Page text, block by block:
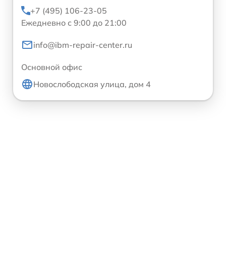
+7 (495) 106-23-05
Ежедневно с 9:00 до 21:00
info@ibm-repair-center.ru
Основной офис
Новослободская улица, дом 4